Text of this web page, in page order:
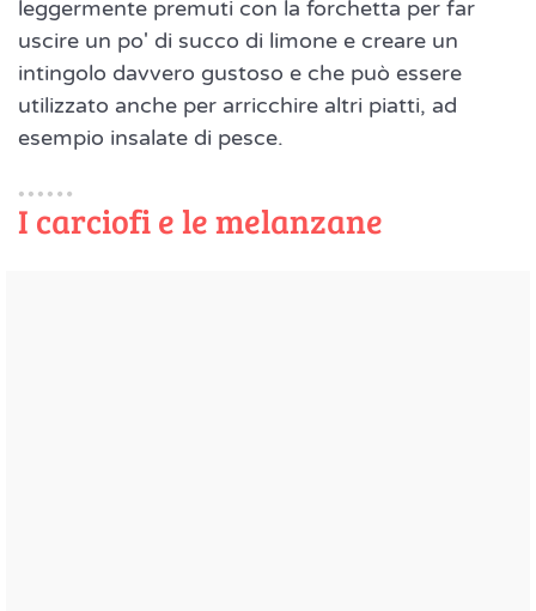
leggermente premuti con la forchetta per far
uscire un po' di succo di limone e creare un
intingolo davvero gustoso e che può essere
utilizzato anche per arricchire altri piatti, ad
esempio insalate di pesce.
I carciofi e le melanzane